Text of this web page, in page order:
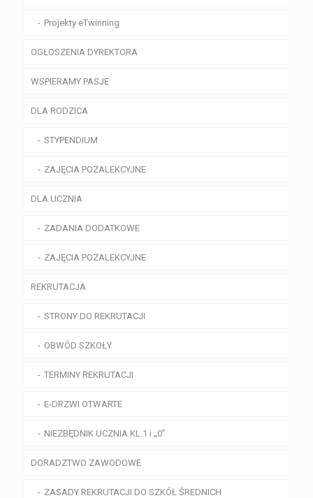
Projekty eTwinning
OGŁOSZENIA DYREKTORA
WSPIERAMY PASJE
DLA RODZICA
STYPENDIUM
ZAJĘCIA POZALEKCYJNE
DLA UCZNIA
ZADANIA DODATKOWE
ZAJĘCIA POZALEKCYJNE
REKRUTACJA
STRONY DO REKRUTACJI
OBWÓD SZKOŁY
TERMINY REKRUTACJI
E-DRZWI OTWARTE
NIEZBĘDNIK UCZNIA KL.1 i „0”
DORADZTWO ZAWODOWE
ZASADY REKRUTACJI DO SZKÓŁ ŚREDNICH